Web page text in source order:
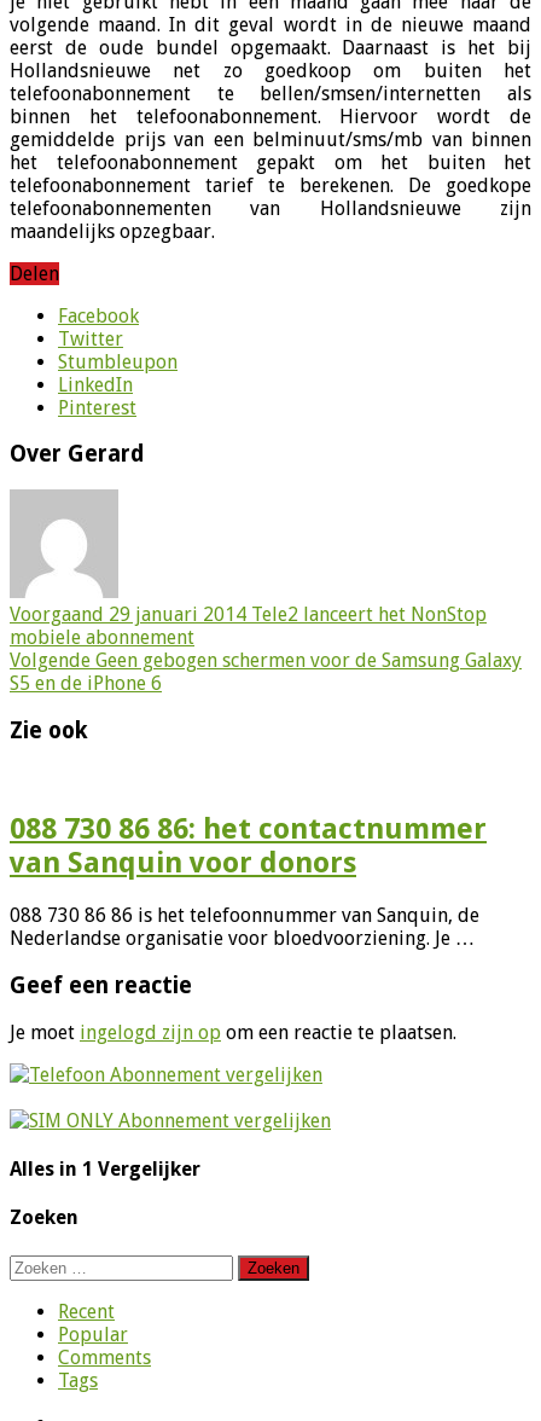
volgende maand. In dit geval wordt in de nieuwe maand
eerst de oude bundel opgemaakt. Daarnaast is het bij
Hollandsnieuwe net zo goedkoop om buiten het
telefoonabonnement te bellen/smsen/internetten als
binnen het telefoonabonnement. Hiervoor wordt de
gemiddelde prijs van een belminuut/sms/mb van binnen
het telefoonabonnement gepakt om het buiten het
telefoonabonnement tarief te berekenen. De goedkope
telefoonabonnementen van Hollandsnieuwe zijn
maandelijks opzegbaar.
Delen
Facebook
Twitter
Stumbleupon
LinkedIn
Pinterest
Over Gerard
Voorgaand 29 januari 2014 Tele2 lanceert het NonStop
mobiele abonnement
Volgende Geen gebogen schermen voor de Samsung Galaxy
S5 en de iPhone 6
Zie ook
088 730 86 86: het contactnummer
van Sanquin voor donors
088 730 86 86 is het telefoonnummer van Sanquin, de
Nederlandse organisatie voor bloedvoorziening. Je …
Geef een reactie
Je moet ingelogd zijn op om een reactie te plaatsen.
Alles in 1 Vergelijker
Zoeken
Zoeken
naar:
Recent
Popular
Comments
Tags